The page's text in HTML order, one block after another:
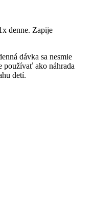
denne. Zapije
dávka sa nesmie
používať ako náhrada
detí.